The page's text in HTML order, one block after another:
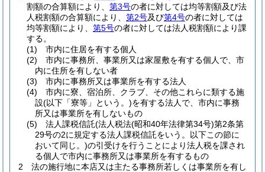
割額の合算額により、 第3号の者に対しては均等割額及び法
人税割額の合算額により、 第2号及び第4号の者に対しては
均等割額により、 第5号の者に対しては法人税割額により課
する。
(1)
市内に住居を有する個人
(2)
市内に事務所、事業所又は家屋敷を有する個人で、市
内に住所を有しない者
(3)
市内に事務所又は事業所を有する法人
(4)
市内に寮、宿泊所、クラブ、その他これらに類する施
設(以下「寮等」という。)を有する法人で、市内に事務
所又は事業所を有しないもの
(5)
法人課税信託(法人税法(昭和40年法律第34号)第2条第
29号の2に規定する法人課税信託をいう。以下この節に
おいて同じ。)の引受けを行うことにより法人税を課され
る個人で市内に事務所又は事業所を有するもの
2
法の施行地に本店又は主たる事務所若しくは事業所を有し